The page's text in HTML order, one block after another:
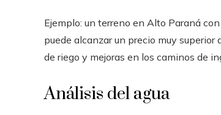
Ejemplo: un terreno en Alto Paraná
puede alcanzar un precio muy
de riego y mejoras en los caminos de
Análisis del agua